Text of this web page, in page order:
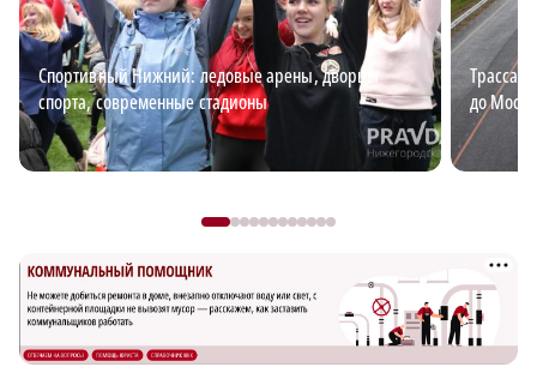
Спортивный Нижний: ледовые арены, дворцы
спорта, современные стадионы
Трасса
до